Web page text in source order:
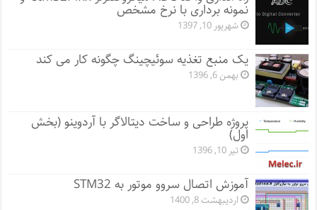
نمونه برداری با نرخ مشخص
شهریور 10, 1397
یک منبع تغذیه سوئیچینگ چگونه کار می کند
بهمن 6, 1396
پروژه طراحی و ساخت دیتالاگر با آردوینو (بخش
اول)
تیر 10, 1396
آموزش اتصال سروو موتور به STM32
اردیبهشت 8, 1400